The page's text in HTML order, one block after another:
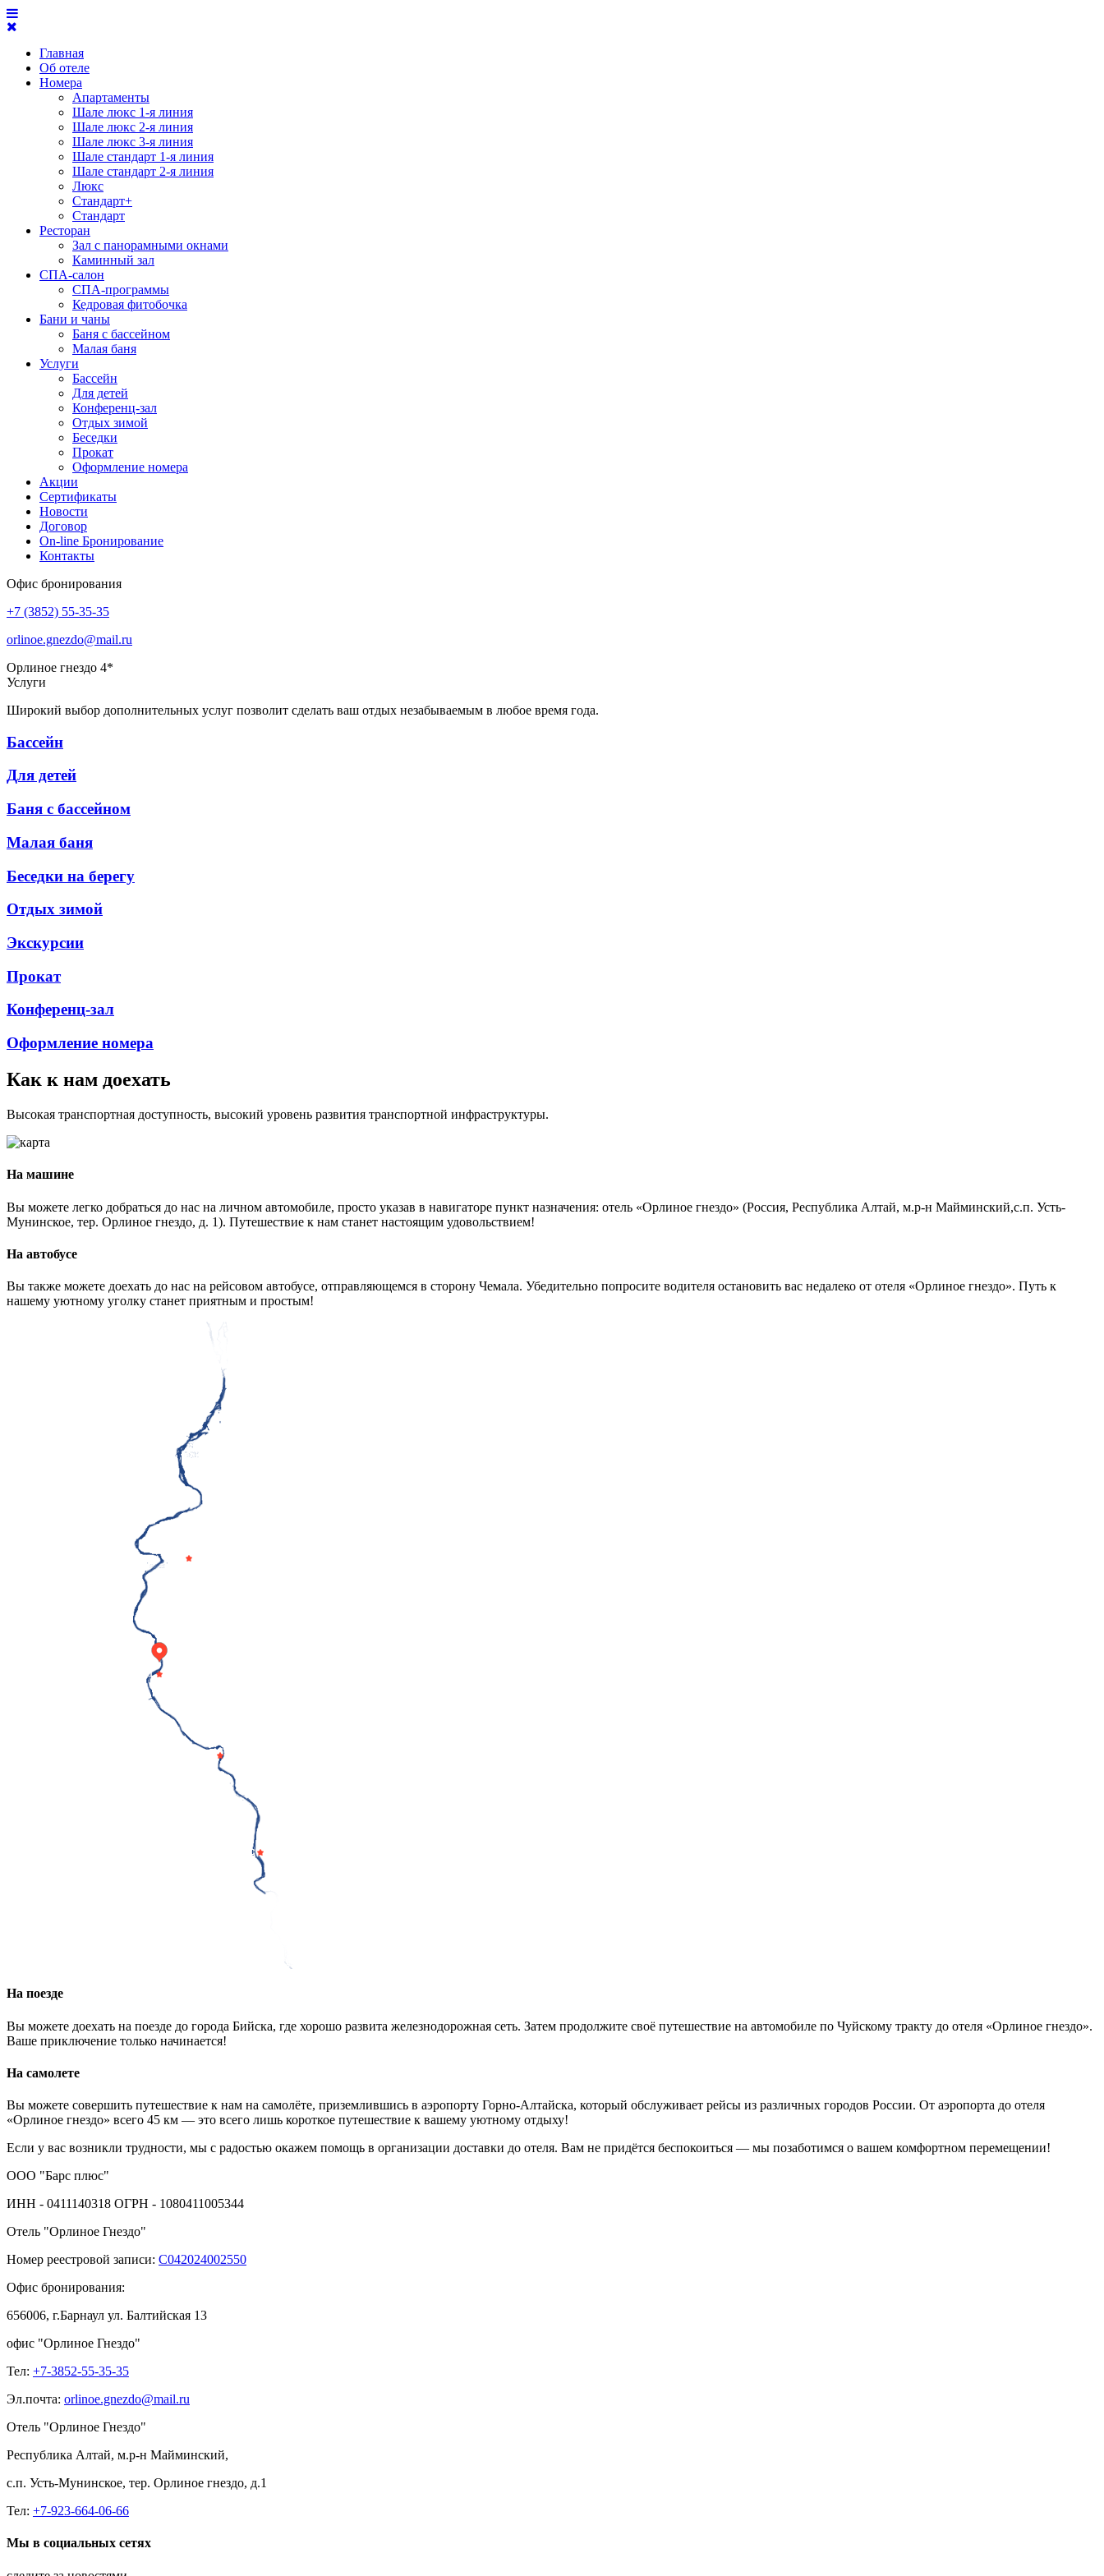
Главная
Об отеле
Номера
Апартаменты
Шале люкс 1-я линия
Шале люкс 2-я линия
Шале люкс 3-я линия
Шале стандарт 1-я линия
Шале стандарт 2-я линия
Люкс
Стандарт+
Стандарт
Ресторан
Зал с панорамными окнами
Каминный зал
СПА-салон
СПА-программы
Кедровая фитобочка
Бани и чаны
Баня с бассейном
Малая баня
Услуги
Бассейн
Для детей
Конференц-зал
Отдых зимой
Беседки
Прокат
Оформление номера
Акции
Сертификаты
Новости
Договор
On-line Бронирование
Контакты
Офис бронирования
+7 (3852) 55-35-35
orlinoe.gnezdo@mail.ru
Орлиное гнездо 4*
Услуги
Широкий выбор дополнительных услуг позволит сделать ваш отдых незабываемым в любое время года.
Бассейн
Для детей
Баня с бассейном
Малая баня
Беседки на берегу
Отдых зимой
Экскурсии
Прокат
Конференц-зал
Оформление номера
Как к нам доехать
Высокая транспортная доступность, высокий уровень развития транспортной инфраструктуры.
На машине
Вы можете легко добраться до нас на личном автомобиле, просто указав в навигаторе пункт назначения: отель «Орлиное гнездо» (Россия, Республика Алтай, м.р-н Майминский,с.п. Усть-
Мунинское, тер. Орлиное гнездо, д. 1). Путешествие к нам станет настоящим удовольствием!
На автобусе
Вы также можете доехать до нас на рейсовом автобусе, отправляющемся в сторону Чемала. Убедительно попросите водителя остановить вас недалеко от отеля «Орлиное гнездо». Путь к
нашему уютному уголку станет приятным и простым!
На поезде
Вы можете доехать на поезде до города Бийска, где хорошо развита железнодорожная сеть. Затем продолжите своё путешествие на автомобиле по Чуйскому тракту до отеля «Орлиное гнездо».
Ваше приключение только начинается!
На самолете
Вы можете совершить путешествие к нам на самолёте, приземлившись в аэропорту Горно-Алтайска, который обслуживает рейсы из различных городов России. От аэропорта до отеля
«Орлиное гнездо» всего 45 км — это всего лишь короткое путешествие к вашему уютному отдыху!
Если у вас возникли трудности, мы с радостью окажем помощь в организации доставки до отеля. Вам не придётся беспокоиться — мы позаботимся о вашем комфортном перемещении!
ООО "Барс плюс"
ИНН - 0411140318 ОГРН - 1080411005344
Отель "Орлиное Гнездо"
Номер реестровой записи: С042024002550
Офис бронирования:
656006, г.Барнаул ул. Балтийская 13
офис "Орлиное Гнездо"
Тел: +7-3852-55-35-35
Эл.почта: orlinoe.gnezdo@mail.ru
Отель "Орлиное Гнездо"
Республика Алтай, м.р-н Майминский,
с.п. Усть-Мунинское, тер. Орлиное гнездо, д.1
Тел: +7-923-664-06-66
Мы в социальных сетях